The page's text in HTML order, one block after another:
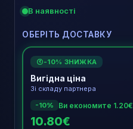
В наявності
ОБЕРІТЬ ДОСТАВКУ
€ -10% ЗНИЖКА
Вигідна ціна
Зі складу партнера
-10%
Ви економите 1.20€
10.80€